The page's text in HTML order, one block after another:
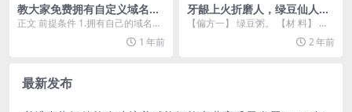
教大家免费拥有自定义域名邮
箱，可任意收发邮件，注册各
正文 前提条件 1.拥有自己的域名，
这步简单就不多说了，随便注册免
1 年前
牙龈上火折磨人，绿豆仙人掌
消肿又止痛
【偏方一】 绿豆粥。 【材 料】 绿
豆 500克。 【做 法】 将绿豆熬煮
2 年前
最新发布